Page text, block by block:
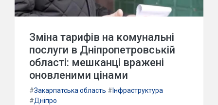
Зміна тарифів на комунальні
послуги в Дніпропетровській
області: мешканці вражені
оновленими цінами
#Закарпатська область # Інфраструктура
#Дніпро